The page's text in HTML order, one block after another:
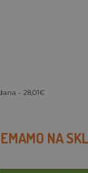
- 28,01€
NA